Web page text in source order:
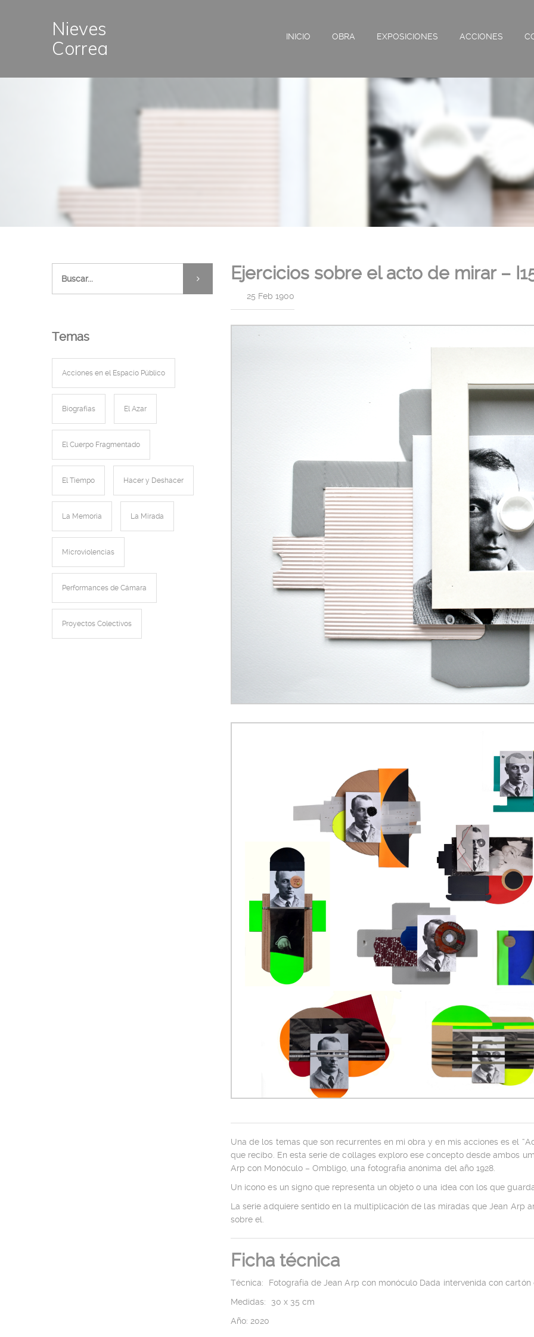
Nieves
Correa
INICIO OBRA EXPOSICIONES ACCIONES
Ejercicios sobre el acto de mirar –
25 Feb 1900
Una de los temas que son recurrentes en mi obra y en mis acciones es el
que recibo. En esta serie de collages exploro ese concepto desde ambos
Arp con Monóculo – Ombligo, una fotografía anónima del año 1928.
Un icono es un signo que representa un objeto o una idea con los que
La serie adquiere sentido en la multiplicación de las miradas que Jean Arp
sobre el.
Ficha técnica
Técnica: Fotografía de Jean Arp con monóculo Dada intervenida con
Medidas: 30 x 35 cm
Año: 2020
Temas
Acciones en el Espacio Público
Biografías El Azar
El Cuerpo Fragmentado
El Tiempo Hacer y Deshacer
La Memoria La Mirada
Microviolencias
Performances de Cámara
Proyectos Colectivos